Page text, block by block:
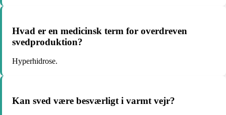
Hvad er en medicinsk term for overdreven
svedproduktion?
Hyperhidrose.
Kan sved være besværligt i varmt vejr?